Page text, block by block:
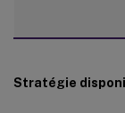
Stratégie